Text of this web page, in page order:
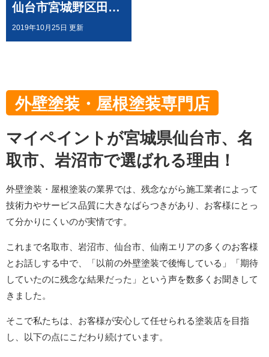
仙台市宮城野区田子U様邸で 屋根外壁塗装工事させて頂きました
2019年10月25日 更新
外壁塗装・屋根塗装専門店
マイペイントが宮城県仙台市、名
取市、岩沼市で選ばれる理由！
外壁塗装・屋根塗装の業界では、残念ながら施工業者によって
技術力やサービス品質に大きなばらつきがあり、お客様にとっ
て分かりにくいのが実情です。
これまで名取市、岩沼市、仙台市、仙南エリアの多くのお客様
とお話しする中で、「以前の外壁塗装で後悔している」「期待
していたのに残念な結果だった」という声を数多くお聞きして
きました。
そこで私たちは、お客様が安心して任せられる塗装店を目指
し、以下の点にこだわり続けています。